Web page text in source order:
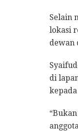
Selain
lokasi
dewan
di
kepada